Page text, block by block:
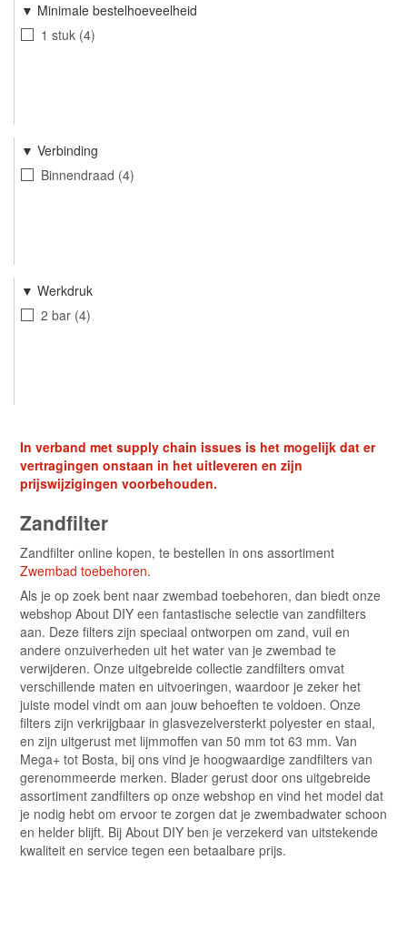
Minimale bestelhoeveelheid
1 stuk 4
Verbinding
Binnendraad 4
Werkdruk
2 bar 4
In verband met supply chain issues is het mogelijk dat er
vertragingen onstaan in het uitleveren en zijn
prijswijzigingen voorbehouden.
Zandfilter
Zandfilter online kopen, te bestellen in ons assortiment
Zwembad toebehoren.
Als je op zoek bent naar zwembad toebehoren, dan biedt onze
webshop About DIY een fantastische selectie van zandfilters
aan. Deze filters zijn speciaal ontworpen om zand, vuil en
andere onzuiverheden uit het water van je zwembad te
verwijderen. Onze uitgebreide collectie zandfilters omvat
verschillende maten en uitvoeringen, waardoor je zeker het
juiste model vindt om aan jouw behoeften te voldoen. Onze
filters zijn verkrijgbaar in glasvezelversterkt polyester en staal,
en zijn uitgerust met lijmmoffen van 50 mm tot 63 mm. Van
Mega+ tot Bosta, bij ons vind je hoogwaardige zandfilters van
gerenommeerde merken. Blader gerust door ons uitgebreide
assortiment zandfilters op onze webshop en vind het model dat
je nodig hebt om ervoor te zorgen dat je zwembadwater schoon
en helder blijft. Bij About DIY ben je verzekerd van uitstekende
kwaliteit en service tegen een betaalbare prijs.